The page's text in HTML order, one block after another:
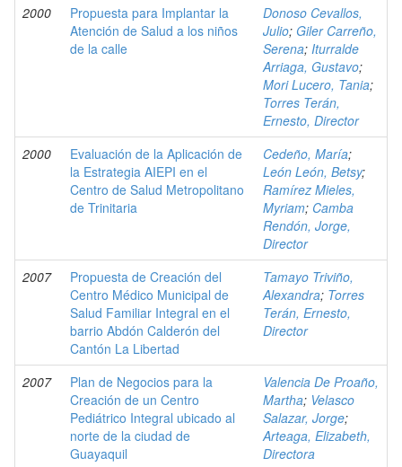
2000
Propuesta para Implantar la
Atención de Salud a los niños
de la calle
Donoso Cevallos,
Julio; Giler Carreño,
Serena; Iturralde
Arriaga, Gustavo;
Mori Lucero, Tania;
Torres Terán,
Ernesto, Director
2000
Evaluación de la Aplicación de
la Estrategia AIEPI en el
Centro de Salud Metropolitano
de Trinitaria
Cedeño, María;
León León, Betsy;
Ramírez Mieles,
Myriam; Camba
Rendón, Jorge,
Director
2007
Propuesta de Creación del
Centro Médico Municipal de
Salud Familiar Integral en el
barrio Abdón Calderón del
Cantón La Libertad
Tamayo Triviño,
Alexandra; Torres
Terán, Ernesto,
Director
2007
Plan de Negocios para la
Creación de un Centro
Pediátrico Integral ubicado al
norte de la ciudad de
Guayaquil
Valencia De Proaño,
Martha; Velasco
Salazar, Jorge;
Arteaga, Elizabeth,
Directora